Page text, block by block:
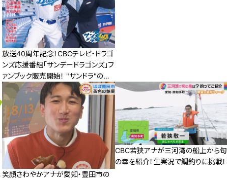
放送40周年記念！CBCテレビ・ドラゴ
ンズ応援番組「サンデードラゴンズ」フ
ァンブック販売開始！ "サンドラ"の愛
称で親しまれ、どこよりも詳しい中日
ドラゴンズの情報を毎週お届けしてい
る「サンデードラゴンズ」(CBCテレビ
毎週日曜 午後0時54分～)よりお知
らせです。
笑顔さわやかアナが愛知・豊田市の
CBC若狭アナが三河湾の船上から旬
の幸を紹介！生実況で鯛釣りに挑戦！